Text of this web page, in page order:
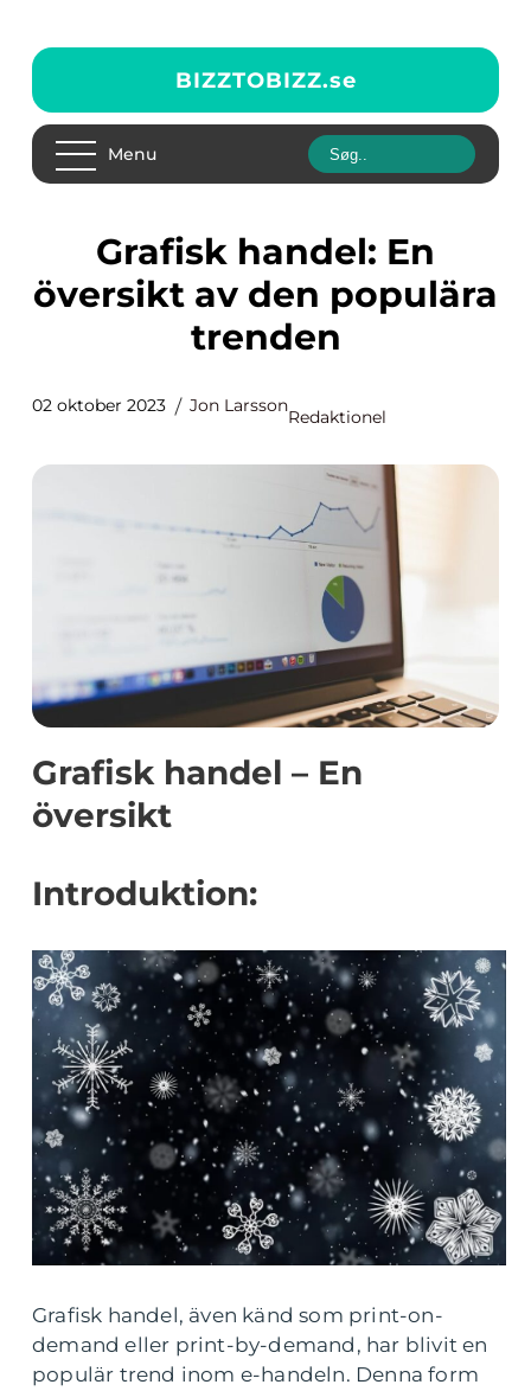
BIZZTOBIZZ.se
Menu
Grafisk handel: En
översikt av den populära
trenden
02 oktober 2023 Jon Larsson
Redaktionel
Grafisk handel – En
översikt
Introduktion:
Grafisk handel, även känd som print-on-
demand eller print-by-demand, har blivit en
populär trend inom e-handeln. Denna form